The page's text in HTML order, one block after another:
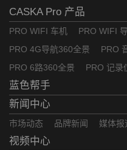
CASKA Pro 产品
PRO WIFI 车机
PRO WIFI
PRO 4G导航360全景
PRO
PRO 6路360全景
PRO 记录
蓝色帮手
新闻中心
市场动态 品牌新闻 媒体报
视频中心